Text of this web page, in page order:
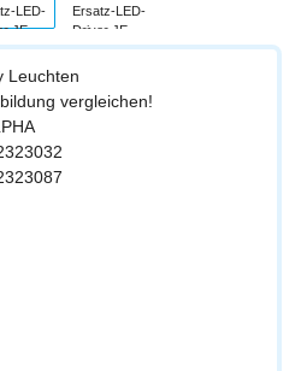
Leuchten
vergleichen!